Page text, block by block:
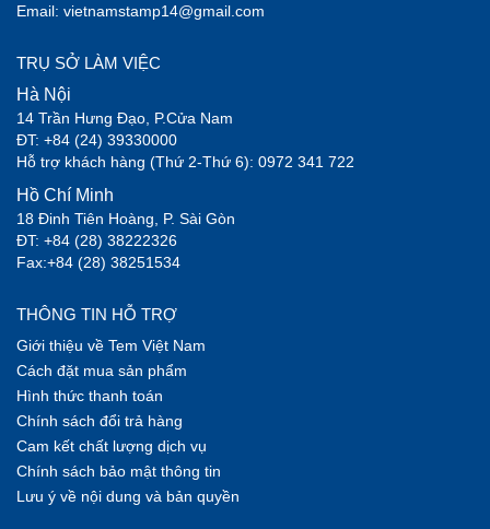
Email: vietnamstamp14@gmail.com
TRỤ SỞ LÀM VIỆC
Hà Nội
14 Trần Hưng Đạo, P.Cửa Nam
ĐT: +84 (24) 39330000
Hỗ trợ khách hàng (Thứ 2-Thứ 6): 0972 341 722
Hồ Chí Minh
18 Đinh Tiên Hoàng, P. Sài Gòn
ĐT: +84 (28) 38222326
Fax:+84 (28) 38251534
THÔNG TIN HỖ TRỢ
Giới thiệu về Tem Việt Nam
Cách đặt mua sản phẩm
Hình thức thanh toán
Chính sách đổi trả hàng
Cam kết chất lượng dịch vụ
Chính sách bảo mật thông tin
Lưu ý về nội dung và bản quyền